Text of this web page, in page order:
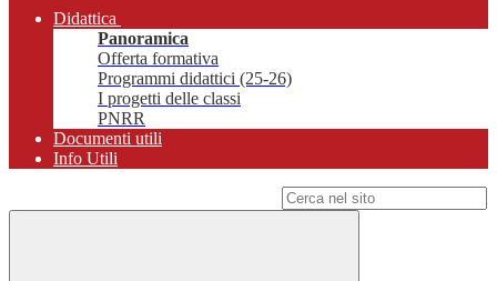
Didattica
Panoramica
Offerta formativa
Programmi didattici (25-26)
I progetti delle classi
PNRR
Documenti utili
Info Utili